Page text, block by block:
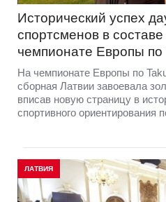
Исторический успех
спортсменов в
чемпионате Европы по
На чемпионате Европы по
сборная Латвии завоевала
вписав новую страницу в
спортивного ориентирования
ЛАТВИЯ